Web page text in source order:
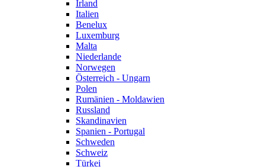
Irland
Italien
Benelux
Luxemburg
Malta
Niederlande
Norwegen
Österreich - Ungarn
Polen
Rumänien - Moldawien
Russland
Skandinavien
Spanien - Portugal
Schweden
Schweiz
Türkei